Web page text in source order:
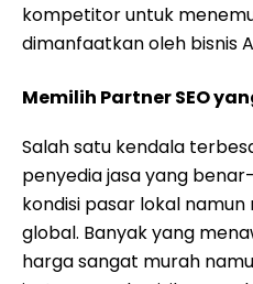
kompetitor untuk
dimanfaatkan oleh bisnis
Memilih Partner SEO
Salah satu kendala
penyedia jasa yang
kondisi pasar lokal
global. Banyak yang
harga sangat murah